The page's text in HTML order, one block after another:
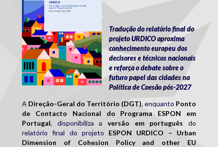
Tradução do relatório final do
projeto URDICO aproxima
conhecimento europeu dos
decisores e técnicos nacionais
e reforça o debate sobre o
futuro papel das cidades na
Política de Coesão pós-2027
A Direção-Geral do Território (DGT), enquanto Ponto
de Contacto Nacional do Programa ESPON em
Portugal, disponibiliza a versão em português do
relatório final do projeto ESPON URDICO – Urban
Dimension of Cohesion Policy and other EU